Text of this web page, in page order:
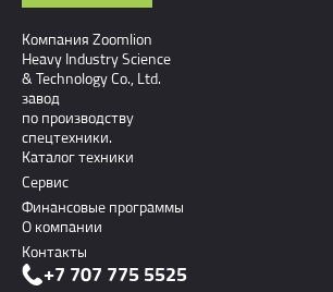
Компания Zoomlion
Heavy Industry Science
& Technology Co., Ltd.
завод
по производству
спецтехники.
Каталог техники
Сервис
Финансовые программы
О компании
Контакты
+7 707 775 5525